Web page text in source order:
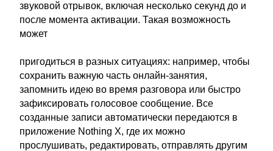
звуковой отрывок, включая несколько секунд до и
после момента активации. Такая возможность
может
пригодиться в разных ситуациях: например, чтобы
сохранить важную часть онлайн-занятия,
запомнить идею во время разговора или быстро
зафиксировать голосовое сообщение. Все
созданные записи автоматически передаются в
приложение Nothing X, где их можно
прослушивать, редактировать, отправлять другим